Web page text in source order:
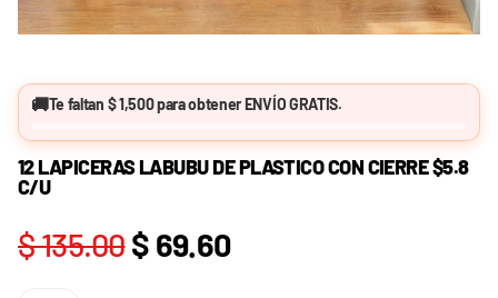
🚚Te faltan $ 1,500para obtenerENVÍO GRATIS.
12 LAPICERAS LABUBU DE PLASTICO CON CIERRE $5.8
C/U
$ 135.00$ 69.60